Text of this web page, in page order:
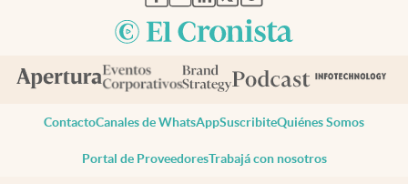
ContactoCanales de WhatsAppSuscribiteQuiénes Somos
Portal de ProveedoresTrabajá con nosotros